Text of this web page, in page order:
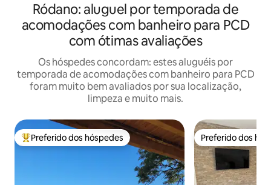
Ródano: aluguel por temporada de
acomodações com banheiro para PCD
com ótimas avaliações
Os hóspedes concordam: estes aluguéis por
temporada de acomodações com banheiro para PCD
foram muito bem avaliados por sua localização,
limpeza e muito mais.
Entre os melhores preferidos dos hóspedes
Preferido dos hóspedes Preferido dos
Preferido dos